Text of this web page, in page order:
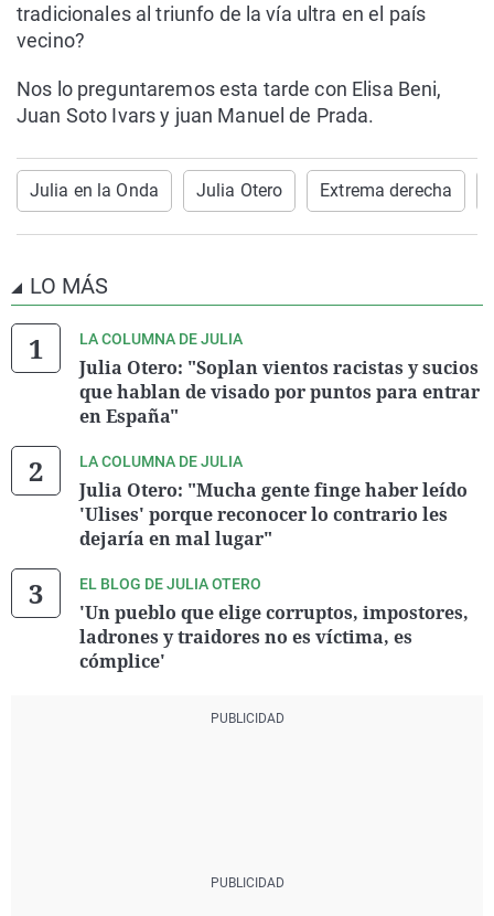
tradicionales al triunfo de la vía ultra en el país
vecino?
Nos lo preguntaremos esta tarde con Elisa Beni,
Juan Soto Ivars y juan Manuel de Prada.
Julia en la Onda Julia Otero Extrema derecha
LO MÁS
LA COLUMNA DE JULIA
Julia Otero: "Soplan vientos racistas y sucios
que hablan de visado por puntos para entrar
en España"
LA COLUMNA DE JULIA
Julia Otero: "Mucha gente finge haber leído
'Ulises' porque reconocer lo contrario les
dejaría en mal lugar"
EL BLOG DE JULIA OTERO
'Un pueblo que elige corruptos, impostores,
ladrones y traidores no es víctima, es
cómplice'